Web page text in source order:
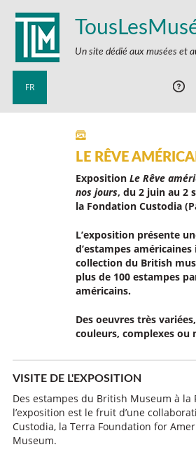
Un site dédié aux musées et
FR
LE RÊVE
Exposition Le Rêve
nos jours, du 2 juin au 2
la Fondation Custodia
L’exposition présente
d’estampes américaines
collection du British
plus de 100 estampes
américains.
Des oeuvres très
couleurs, complexes ou
VISITE DE L'EXPOSITION
Des estampes du British Museum à la
l’exposition est le fruit d’une
Custodia, la Terra Foundation for
Museum.